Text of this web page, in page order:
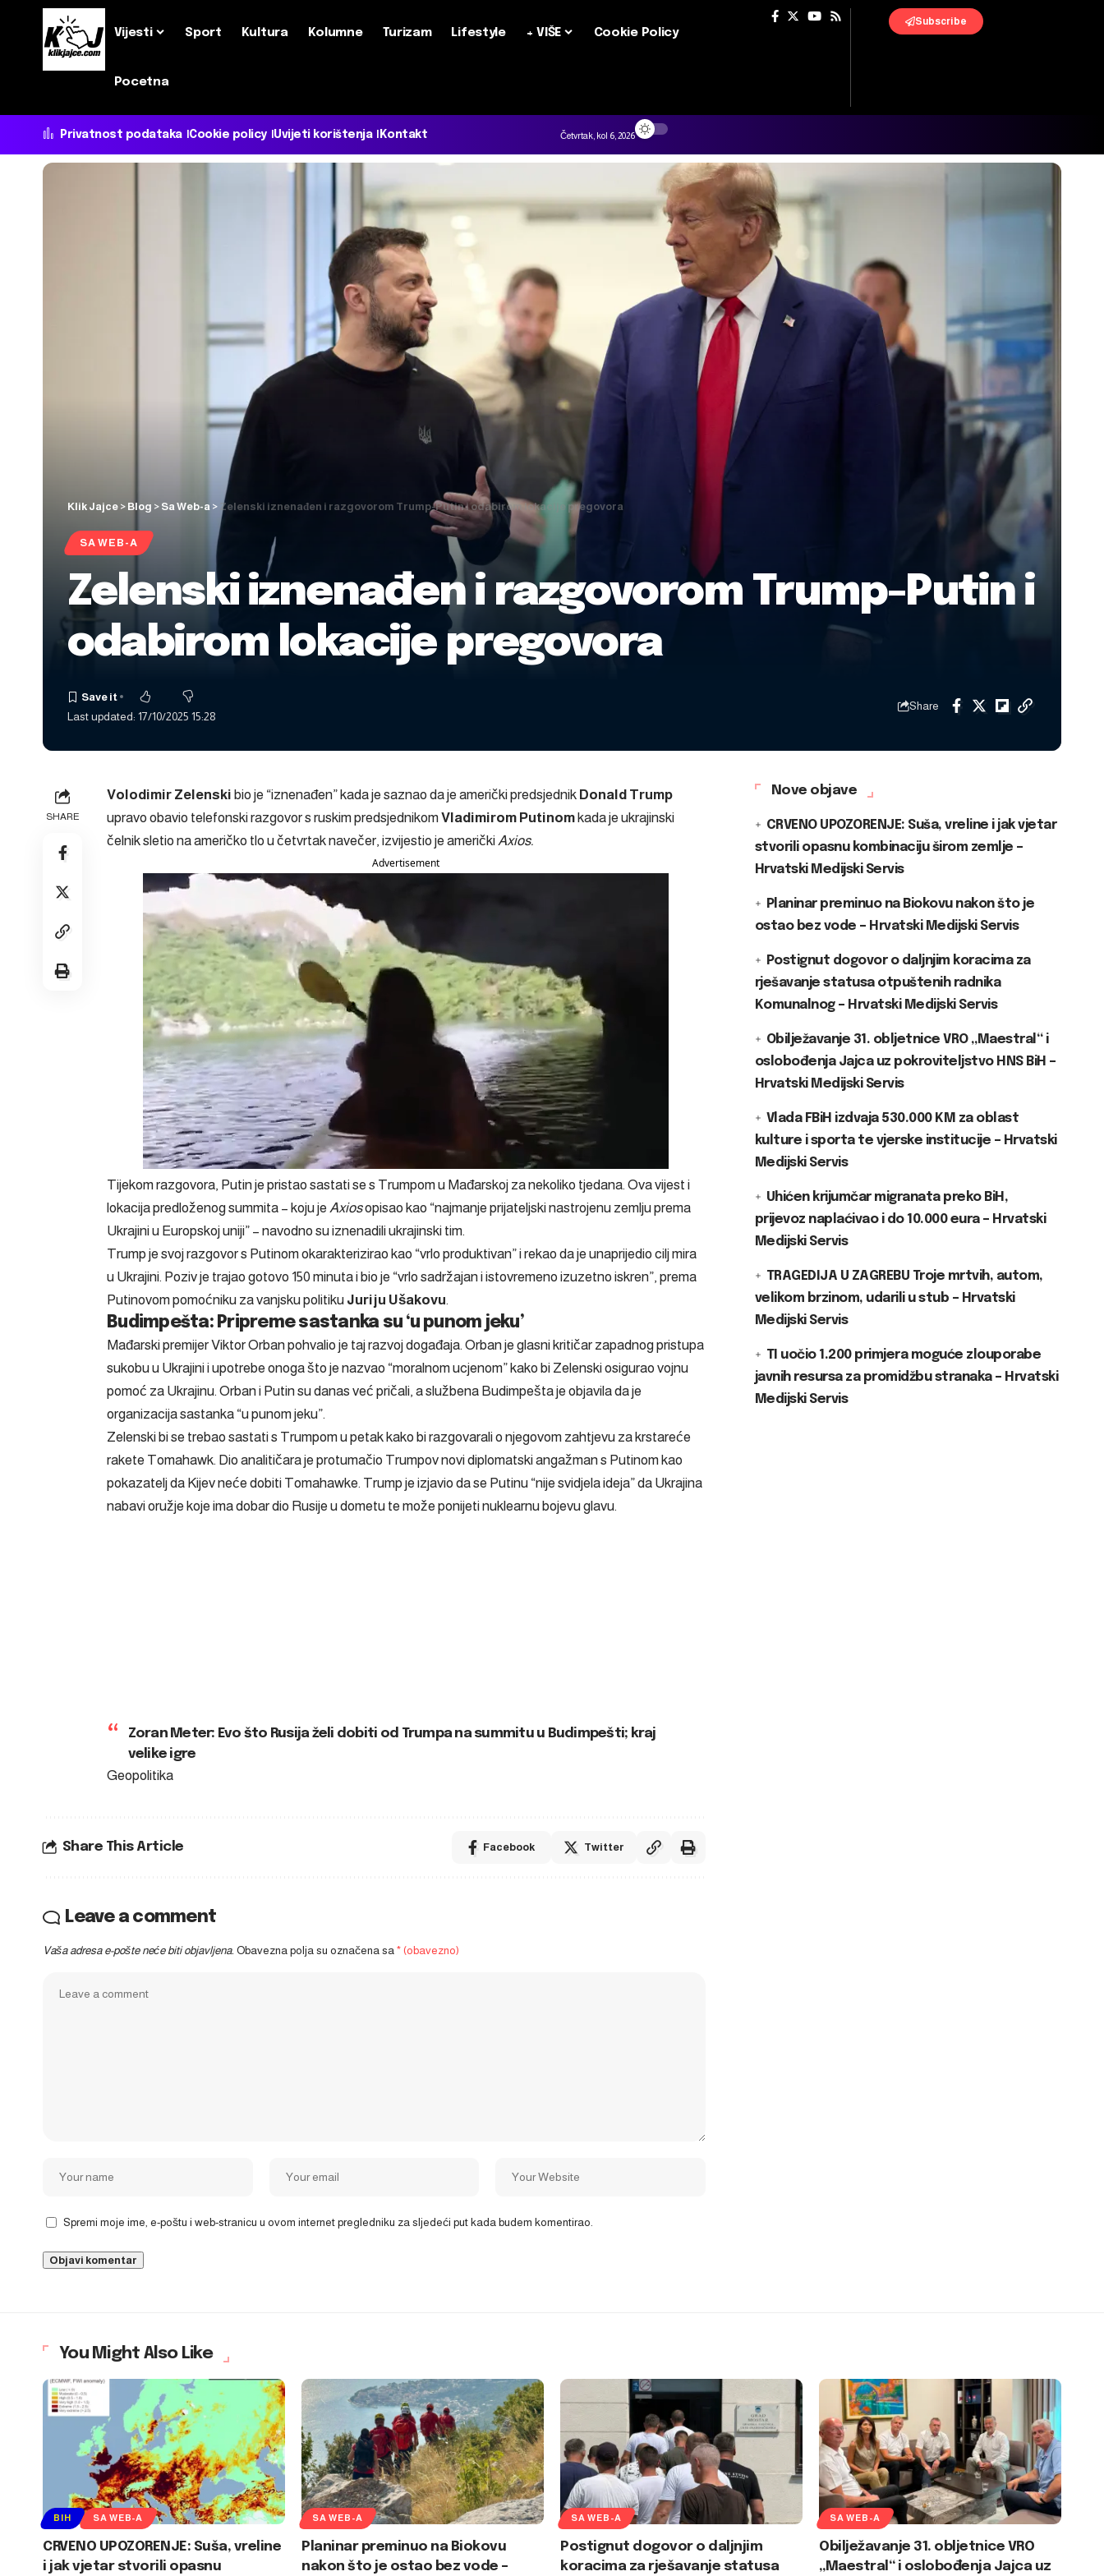
Vijesti Sport Kultura Kolumne Turizam Lifestyle + VIŠE Cookie Policy
Pocetna
Subscribe
Privatnost podataka Cookie policy Uvijeti korištenja Kontakt Četvrtak, kol 6, 2026
Klik Jajce > Blog > Sa Web-a > Zelenski iznenađen i razgovorom Trump-Putin i odabirom lokacije pregovora
SA WEB-A
Zelenski iznenađen i razgovorom Trump-Putin i
odabirom lokacije pregovora
Last updated: 17/10/2025 15:28
Share
SHARE
Volodimir Zelenski bio je “iznenađen”kada je saznao da je američki predsjednik Donald Trump
upravo obavio telefonski razgovor s ruskim predsjednikomVladimirom Putinomkada je ukrajinski
čelnik sletio na američko tlo u četvrtak navečer, izvijestio je američkiAxios.
Advertisement
Tijekom razgovora, Putin je pristao sastati se s Trumpom u Mađarskoj za nekoliko tjedana. Ova vijest i
lokacija predloženog summita – koju je Axiosopisao kao “najmanje prijateljski nastrojenu zemlju prema
Ukrajini u Europskoj uniji” – navodno su iznenadili ukrajinski tim.
Trump je svoj razgovor s Putinom okarakterizirao kao “vrlo produktivan”i rekao da je unaprijedio cilj mira
u Ukrajini. Poziv je trajao gotovo 150 minuta i bio je “vrlo sadržajan i istovremeno izuzetno iskren”, prema
Putinovom pomoćniku za vanjsku politiku Juriju Ušakovu.
Budimpešta: Pripreme sastanka su ‘u punom jeku’
Mađarski premijer Viktor Orban pohvalio je taj razvoj događaja. Orban je glasni kritičar zapadnog pristupa
sukobu u Ukrajini i upotrebe onoga što je nazvao “moralnom ucjenom”kako bi Zelenski osigurao vojnu
pomoć za Ukrajinu. Orban i Putin su danas već pričali, a službena Budimpešta je objavila da je
organizacija sastanka “u punom jeku”.
Zelenski bi se trebao sastati s Trumpom u petak kako bi razgovarali o njegovom zahtjevu za krstareće
rakete Tomahawk. Dio analitičara je protumačio Trumpov novi diplomatski angažman s Putinom kao
pokazatelj da Kijev neće dobiti Tomahawke. Trump je izjavio da se Putinu “nije svidjela ideja”da Ukrajina
nabavi oružje koje ima dobar dio Rusije u dometu te može ponijeti nuklearnu bojevu glavu.
Zoran Meter: Evo što Rusija želi dobiti od Trumpa na summitu u Budimpešti; kraj
velike igre
Geopolitika
Share This Article Facebook Twitter
Leave a comment
Vaša adresa e-pošte neće biti objavljena. Obavezna polja su označena sa * (obavezno)
Spremi moje ime, e-poštu i web-stranicu u ovom internet pregledniku za sljedeći put kada budem komentirao.
Nove objave
CRVENO UPOZORENJE: Suša, vreline i jak vjetar
stvorili opasnu kombinaciju širom zemlje –
Hrvatski Medijski Servis
Planinar preminuo na Biokovu nakon što je
ostao bez vode – Hrvatski Medijski Servis
Postignut dogovor o daljnjim koracima za
rješavanje statusa otpuštenih radnika
Komunalnog – Hrvatski Medijski Servis
Obilježavanje 31. obljetnice VRO „Maestral“ i
oslobođenja Jajca uz pokroviteljstvo HNS BiH –
Hrvatski Medijski Servis
Vlada FBiH izdvaja 530.000 KM za oblast
kulture i sporta te vjerske institucije – Hrvatski
Medijski Servis
Uhićen krijumčar migranata preko BiH,
prijevoz naplaćivao i do 10.000 eura – Hrvatski
Medijski Servis
TRAGEDIJA U ZAGREBU Troje mrtvih, autom,
velikom brzinom, udarili u stub – Hrvatski
Medijski Servis
TI uočio 1.200 primjera moguće zlouporabe
javnih resursa za promidžbu stranaka – Hrvatski
Medijski Servis
You Might Also Like
BIH SA WEB-A
CRVENO UPOZORENJE: Suša, vreline
i jak vjetar stvorili opasnu
SA WEB-A
Planinar preminuo na Biokovu
nakon što je ostao bez vode –
SA WEB-A
Postignut dogovor o daljnjim
koracima za rješavanje statusa
SA WEB-A
Obilježavanje 31. obljetnice VRO
„Maestral“ i oslobođenja Jajca uz